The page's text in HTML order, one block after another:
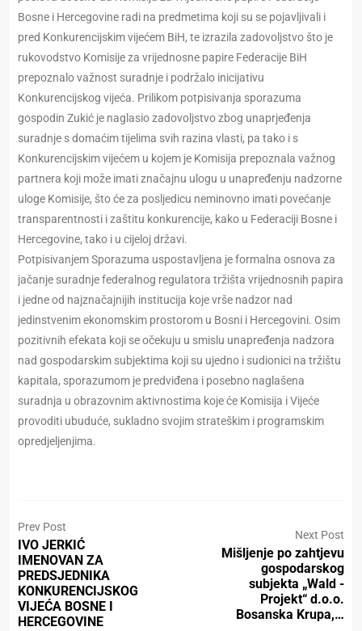
Bosne i Hercegovine radi na predmetima koji su se pojavljivali i
pred Konkurencijskim vijećem BiH, te izrazila zadovoljstvo što je
rukovodstvo Komisije za vrijednosne papire Federacije BiH
prepoznalo važnost suradnje i podržalo inicijativu
Konkurencijskog vijeća. Prilikom potpisivanja sporazuma
gospodin Zukić je naglasio zadovoljstvo zbog unaprjeđenja
suradnje s domaćim tijelima svih razina vlasti, pa tako i s
Konkurencijskim vijećem u kojem je Komisija prepoznala važnog
partnera koji može imati značajnu ulogu u unapređenju nadzorne
uloge Komisije, što će za posljedicu neminovno imati povećanje
transparentnosti i zaštitu konkurencije, kako u Federaciji Bosne i
Hercegovine, tako i u cijeloj državi.
Potpisivanjem Sporazuma uspostavljena je formalna osnova za
jačanje suradnje federalnog regulatora tržišta vrijednosnih papira
i jedne od najznačajnijih institucija koje vrše nadzor nad
jedinstvenim ekonomskim prostorom u Bosni i Hercegovini. Osim
pozitivnih efekata koji se očekuju u smislu unapređenja nadzora
nad gospodarskim subjektima koji su ujedno i sudionici na tržištu
kapitala, sporazumom je predviđena i posebno naglašena
suradnja u obrazovnim aktivnostima koje će Komisija i Vijeće
provoditi ubuduće, sukladno svojim strateškim i programskim
opredjeljenjima.
Prev Post
IVO JERKIĆ
IMENOVAN ZA
PREDSJEDNIKA
KONKURENCIJSKOG
VIJEĆA BOSNE I
HERCEGOVINE
Next Post
Mišljenje po zahtjevu
gospodarskog
subjekta „Wald -
Projekt“ d.o.o.
Bosanska Krupa,…